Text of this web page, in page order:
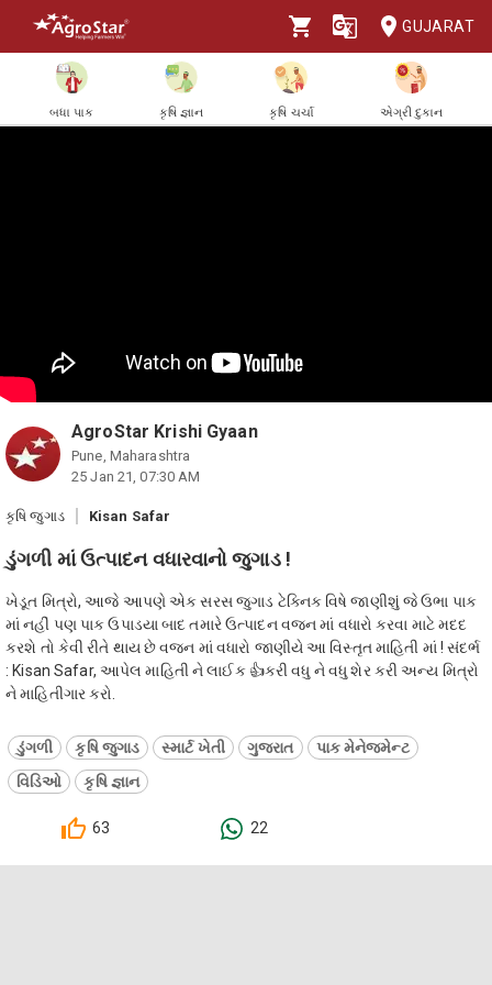
GUJARAT
બધા પાક કૃષિ જ્ઞાન કૃષિ ચર્ચા એગ્રી દુકાન
AgroStar Krishi Gyaan
Pune, Maharashtra
25 Jan 21, 07:30 AM
કૃષિ જુગાડ Kisan Safar
ડુંગળી માં ઉત્પાદન વધારવાનો જુગાડ !
ખેડૂત મિત્રો, આજે આપણે એક સરસ જુગાડ ટેક્નિક વિષે જાણીશું જે ઉભા પાક
માં નહીં પણ પાક ઉપાડયા બાદ તમારે ઉત્પાદન વજન માં વધારો કરવા માટે મદદ
કરશે તો કેવી રીતે થાય છે વજન માં વધારો જાણીયે આ વિસ્તૃત માહિતી માં ! સંદર્ભ
: Kisan Safar, આપેલ માહિતી ને લાઈક 👍કરી વધુ ને વધુ શેર કરી અન્ય મિત્રો
ને માહિતીગાર કરો.
ડુંગળી કૃષિ જુગાડ સ્માર્ટ ખેતી ગુજરાત
પાક મેનેજમેન્ટ
વિડિઓ
કૃષિ જ્ઞાન
63 22